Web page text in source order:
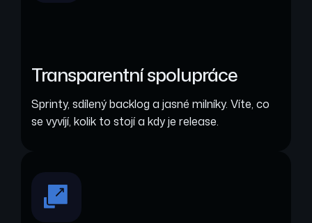
Transparentní spolupráce
Sprinty, sdílený backlog a jasné milníky. Víte, co
se vyvíjí, kolik to stojí a kdy je release.